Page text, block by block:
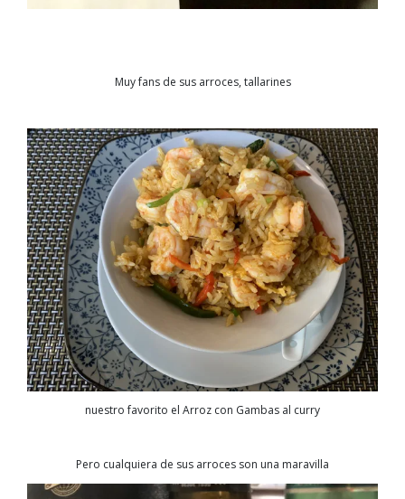
Muy fans de sus arroces, tallarines
nuestro favorito el Arroz con Gambas al curry
Pero cualquiera de sus arroces son una maravilla